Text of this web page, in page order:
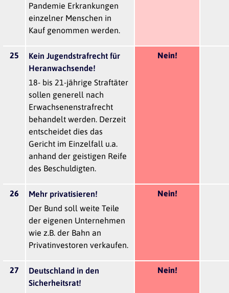
Pandemie Erkrankungen
einzelner Menschen in
Kauf genommen werden.
25
Kein Jugendstrafrecht für
Heranwachsende!
18- bis 21-jährige Straftäter
sollen generell nach
Erwachsenenstrafrecht
behandelt werden. Derzeit
entscheidet dies das
Gericht im Einzelfall u.a.
anhand der geistigen Reife
des Beschuldigten.
Nein!
26
Mehr privatisieren!
Der Bund soll weite Teile
der eigenen Unternehmen
wie z.B. der Bahn an
Privatinvestoren verkaufen.
Nein!
27
Deutschland in den
Sicherheitsrat!
Nein!